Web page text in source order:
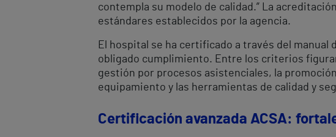
contempla su modelo de calidad.” La
estándares establecidos por la agencia.
El hospital se ha certificado a través del manual
obligado cumplimiento. Entre los criterios
gestión por procesos asistenciales, la
equipamiento y las herramientas de calidad y
Certificación avanzada ACSA: